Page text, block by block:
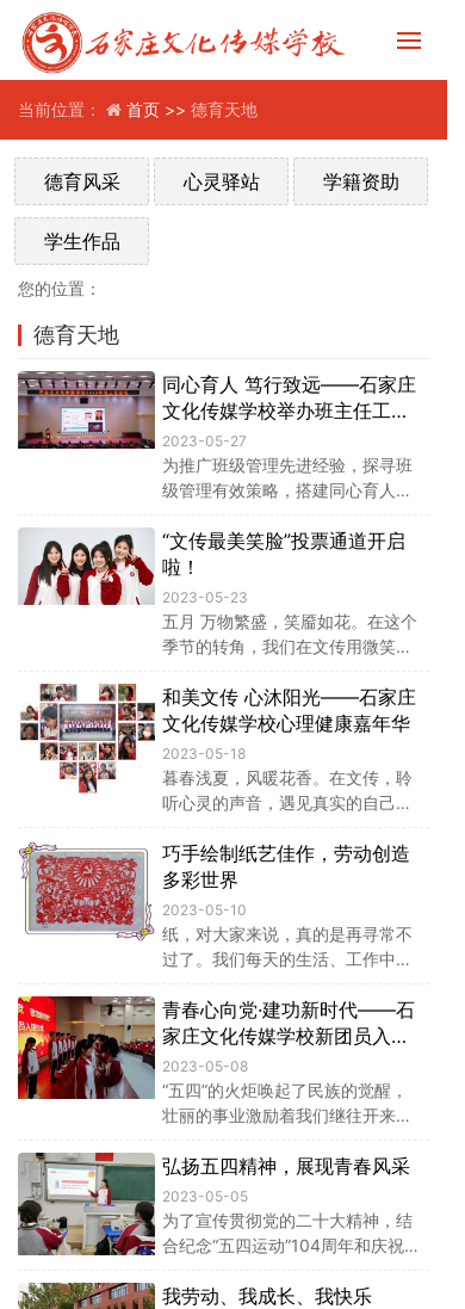
当前位置： 首页 >> 德育天地
德育风采 心灵驿站 学籍资助
学生作品
您的位置：
德育天地
同心育人 笃行致远——石家庄
文化传媒学校举办班主任工作
论坛
2023-05-27
为推广班级管理先进经验，探寻班
级管理有效策略，搭建同心育人学
合素养和管理水平，5月25日，石
家庄文化传媒学校隆重举行2023年
度班主任工作论坛。校长姚雨红、
副校长刘林出席论坛，参加论坛的
还有12位家长代表、学校全体中层
“文传最美笑脸”投票通道开启
啦！
2023-05-23
五月 万物繁盛，笑靥如花。在这个
季节的转角，我们在文传用微笑传
瞬间，投票通道开启啦，请为你们
心目中的“文传最美笑脸”投上宝贵
的一票吧
和美文传 心沐阳光——石家庄
文化传媒学校心理健康嘉年华
2023-05-18
暮春浅夏，风暖花香。在文传，聆
听心灵的声音，遇见真实的自己。
活动月，为深化心理育人理念，丰
富校园生活，培养学生理性平和、
乐观向上的健康心态，我校举办了
“和美文传 心沐阳光”心理嘉年华，
以多彩的活动关注学生心理健康，
巧手绘制纸艺佳作，劳动创造
多彩世界
2023-05-10
纸，对大家来说，真的是再寻常不
过了。我们每天的生活、工作中都
而这些随处可见的纸张在文传学子
的巧手中，不再单调乏味，而是被
赋予灵动感，被创造成了一幅幅精
美的纸艺作品。
青春心向党·建功新时代——石
家庄文化传媒学校新团员入团
仪式
2023-05-08
“五四”的火炬唤起了民族的觉醒，
壮丽的事业激励着我们继往开来。
文化传媒学校校团委5月5日在明德
堂隆重举行“青春心向党·建功新时
代”新团员入团宣誓大会。会议由团
委干部韩可盈主持。
弘扬五四精神，展现青春风采
2023-05-05
为了宣传贯彻党的二十大精神，结
合纪念“五四运动”104周年和庆祝建
任感和历史使命感，石家庄文化传
我劳动、我成长、我快乐